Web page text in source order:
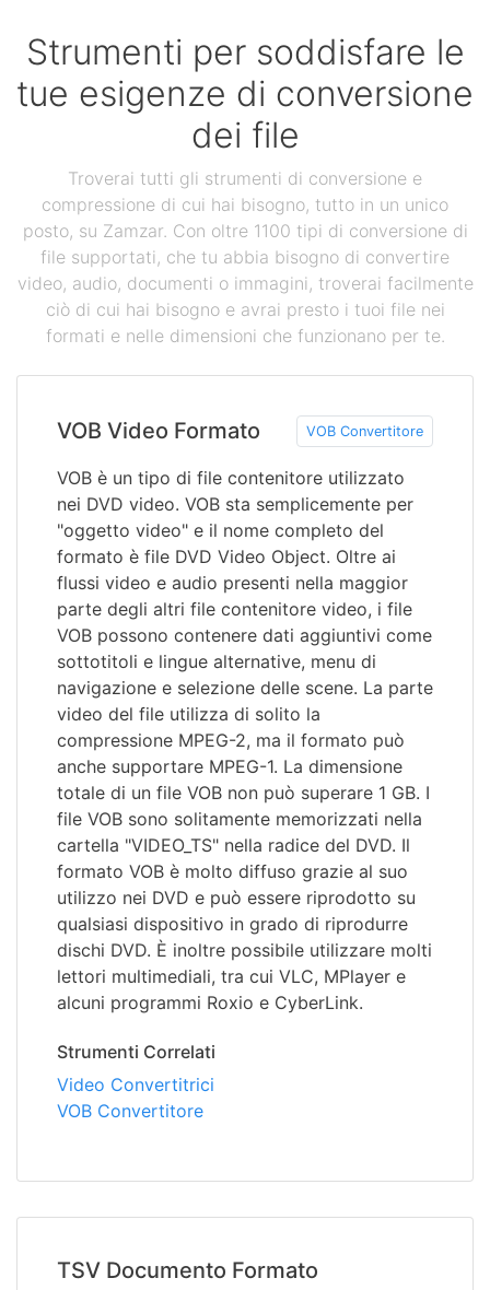
Strumenti per soddisfare le
tue esigenze di conversione
dei file
Troverai tutti gli strumenti di conversione e
compressione di cui hai bisogno, tutto in un unico
posto, su Zamzar. Con oltre 1100 tipi di conversione di
file supportati, che tu abbia bisogno di convertire
video, audio, documenti o immagini, troverai facilmente
ciò di cui hai bisogno e avrai presto i tuoi file nei
formati e nelle dimensioni che funzionano per te.
VOB Video Formato VOB Convertitore
VOB è un tipo di file contenitore utilizzato
nei DVD video. VOB sta semplicemente per
"oggetto video" e il nome completo del
formato è file DVD Video Object. Oltre ai
flussi video e audio presenti nella maggior
parte degli altri file contenitore video, i file
VOB possono contenere dati aggiuntivi come
sottotitoli e lingue alternative, menu di
navigazione e selezione delle scene. La parte
video del file utilizza di solito la
compressione MPEG-2, ma il formato può
anche supportare MPEG-1. La dimensione
totale di un file VOB non può superare 1 GB. I
file VOB sono solitamente memorizzati nella
cartella "VIDEO_TS" nella radice del DVD. Il
formato VOB è molto diffuso grazie al suo
utilizzo nei DVD e può essere riprodotto su
qualsiasi dispositivo in grado di riprodurre
dischi DVD. È inoltre possibile utilizzare molti
lettori multimediali, tra cui VLC, MPlayer e
alcuni programmi Roxio e CyberLink.
Strumenti Correlati
Video Convertitrici
VOB Convertitore
TSV Documento Formato